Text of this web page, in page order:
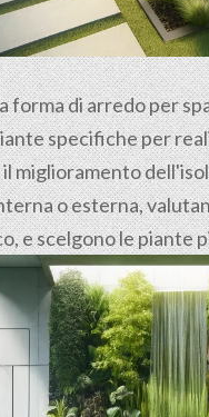
forma di arredo per
specifiche per
miglioramento
o esterna,
e scelgono le